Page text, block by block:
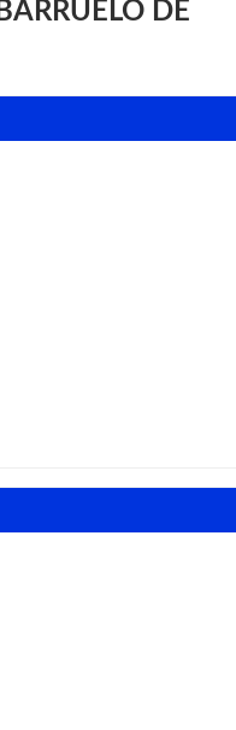
DE